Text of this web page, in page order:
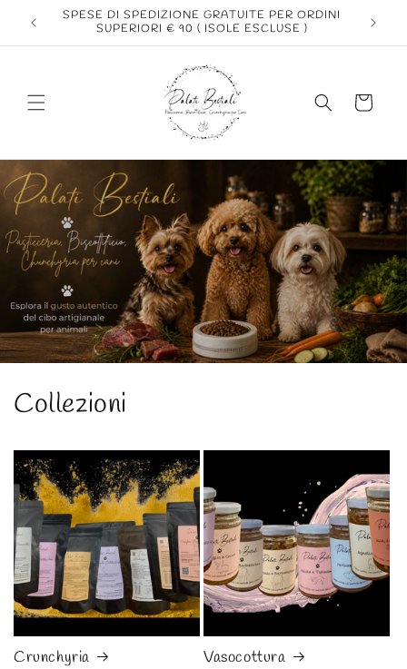
direttamenteSPESE DI SPEDIZIONE GRATUITE PER ORDINI
SUPERIORI € 90 ( ISOLE ESCLUSE )
Carrello
Collezioni
Crunchyria Vasocottura